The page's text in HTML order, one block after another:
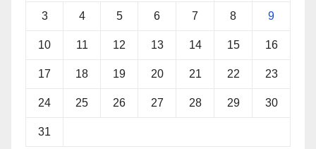
3 4 5 6 7 8 9
10 11 12 13 14 15 16
17 18 19 20 21 22 23
24 25 26 27 28 29 30
31